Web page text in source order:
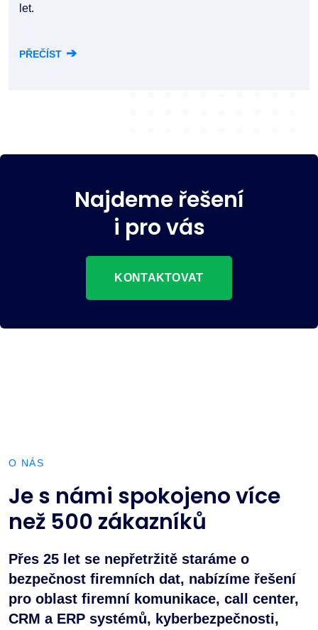
let.
PŘEČÍST ➔
Najdeme řešení
i pro vás
KONTAKTOVAT
O NÁS
Je s námi spokojeno více
než 500 zákazníků
Přes 25 let se nepřetržitě staráme o
bezpečnost firemních dat, nabízíme řešení
pro oblast firemní komunikace, call center,
CRM a ERP systémů, kyberbezpečnosti,